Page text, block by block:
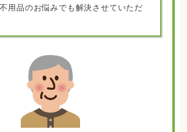
用品のお悩みでも解決させていただ